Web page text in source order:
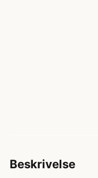
Beskrivelse